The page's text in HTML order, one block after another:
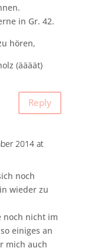
in Gr. 42.
hören,
(äääät)
Reply
2014 at
noch
wieder zu
noch nicht im
einiges an
mich auch